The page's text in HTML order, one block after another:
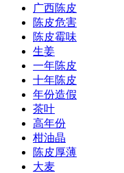
广西陈皮
陈皮危害
陈皮霉味
生姜
一年陈皮
十年陈皮
年份造假
茶叶
高年份
柑油晶
陈皮厚薄
大麦